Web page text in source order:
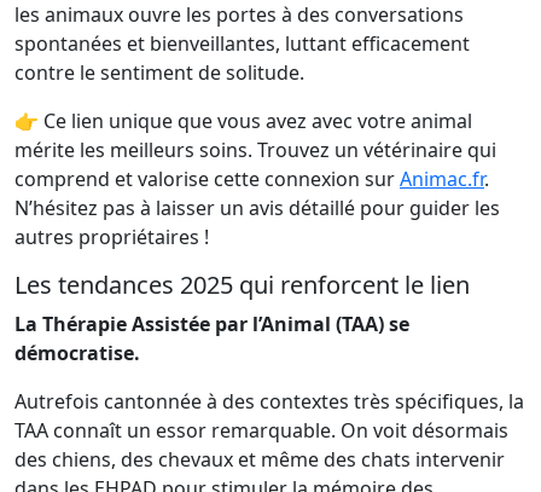
les animaux ouvre les portes à des conversations
spontanées et bienveillantes, luttant efficacement
contre le sentiment de solitude.
👉 Ce lien unique que vous avez avec votre animal
mérite les meilleurs soins. Trouvez un vétérinaire qui
comprend et valorise cette connexion surAnimac.fr.
N’hésitez pas à laisser un avis détaillé pour guider les
autres propriétaires !
Les tendances 2025 qui renforcent le lien
La Thérapie Assistée par l’Animal (TAA) se
démocratise.
Autrefois cantonnée à des contextes très spécifiques, la
TAA connaît un essor remarquable. On voit désormais
des chiens, des chevaux et même des chats intervenir